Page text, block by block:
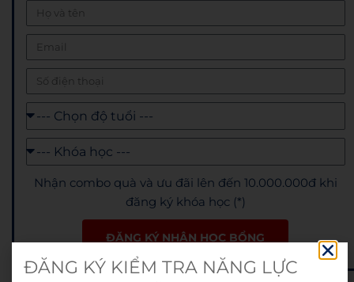
Nhận combo quà và ưu đãi lên đến 10.000.000đ khi
đăng ký khóa học (*)
ĐĂNG KÝ NHẬN HỌC BỔNG
ĐĂNG KÝ KIỂM TRA NĂNG LỰC